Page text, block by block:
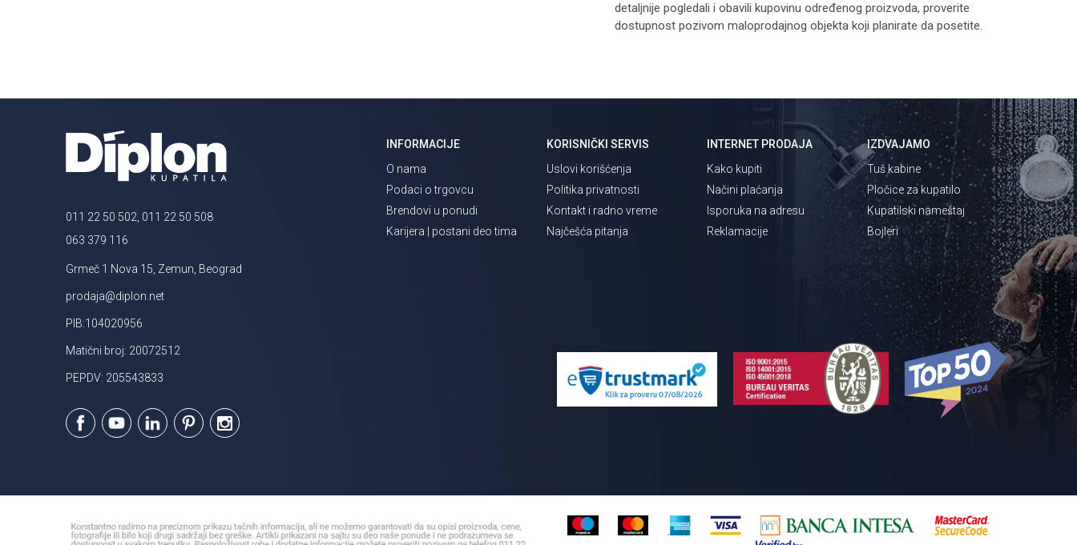
detaljnije pogledali i obavili kupovinu određenog proizvoda, proverite
dostupnost pozivom maloprodajnog objekta koji planirate da posetite.
011 22 50 502, 011 22 50 508
063 379 116
Grmeč 1 Nova 15, Zemun, Beograd
prodaja@diplon.net
PIB:104020956
Matični broj: 20072512
PEPDV: 205543833
INFORMACIJE
O nama
Podaci o trgovcu
Brendovi u ponudi
Karijera | postani deo tima
KORISNIČKI SERVIS
Uslovi korišćenja
Politika privatnosti
Kontakt i radno vreme
Najčešća pitanja
INTERNET PRODAJA
Kako kupiti
Načini plaćanja
Isporuka na adresu
Reklamacije
IZDVAJAMO
Tuš kabine
Pločice za kupatilo
Kupatilski nameštaj
Bojleri